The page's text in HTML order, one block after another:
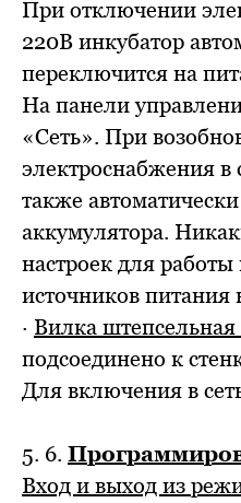
При отключении
220В инкубатор
переключится на
На панели
«Сеть». При
электроснабжения в
также
аккумулятора.
настроек для
источников питания
· Вилка
подсоединено к
Для включения в
5. 6.
Вход и выход из